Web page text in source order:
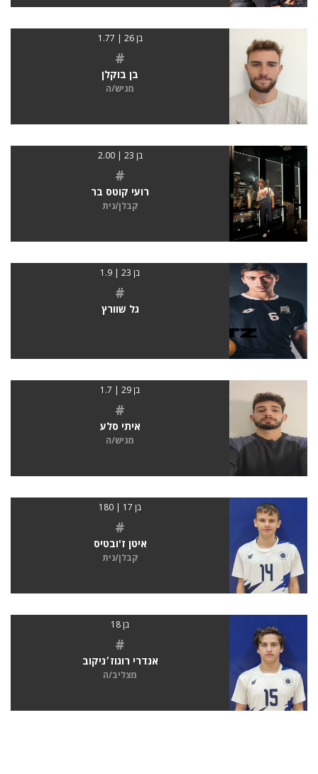
בן 26 | 1.77
#
בן בוקלן
מגיש/ה
בן 23 | 2.00
#
רועי קוטס בר
קבלן/נית
בן 23 | 1.9
#
גל שוורץ
בן 29 | 1.7
#
איתי סלע
מגיש/ה
בן 17 | 180
#
איטן ז'ובטיס
קבלן/נית
בן 18
#
אנדרי רוגוז׳ניקוב
מצליב/ה